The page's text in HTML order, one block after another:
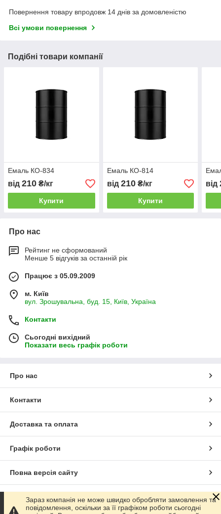
Повернення товару впродовж 14 днів за домовленістю
Всі умови повернення
Подібні товари компанії
Емаль КО-834
від 210 ₴/кг
Купити
Емаль КО-814
від 210₴/кг
Купити
від
Про нас
Рейтинг не сформований
Менше 5 відгуків за останній рік
Працює з 05.09.2009
м. Київ
вул. Зрошувальна, буд. 15, Київ, Україна
Контакти
Сьогодні вихідний
Показати весь графік роботи
Про нас
Контакти
Доставка та оплата
Графік роботи
Повна версія сайту
Сайт створено на маркетплейсіProm.ua
Зараз компанія не може швидко обробляти замовлення та
повідомлення, оскільки за її графіком роботи сьогодні